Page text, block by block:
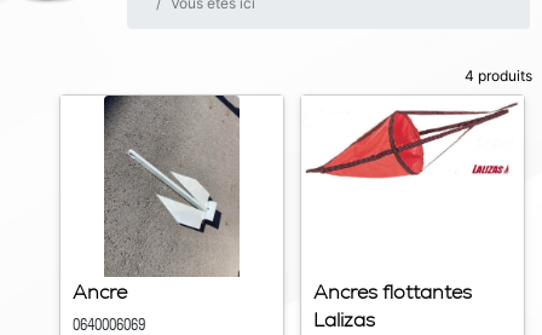
4 produits
Ancre
0640006069
Ancres flottantes
Lalizas